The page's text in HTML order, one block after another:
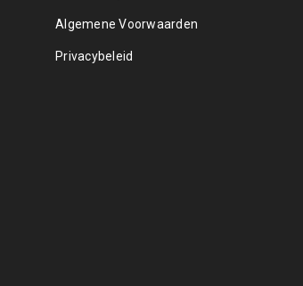
Algemene Voorwaarden
Privacybeleid